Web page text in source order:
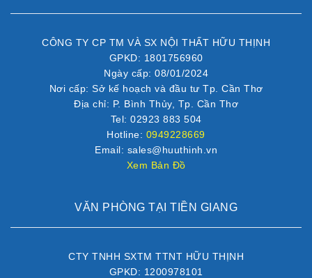
CÔNG TY CP TM VÀ SX NỘI THẤT HỮU THỊNH
GPKD: 1801756960
Ngày cấp: 08/01/2024
Nơi cấp: Sở kế hoạch và đầu tư Tp. Cần Thơ
Địa chỉ: P. Bình Thủy, Tp. Cần Thơ
Tel: 02923 883 504
Hotline: 0949228669
Email: sales@huuthinh.vn
Xem Bản Đồ
VĂN PHÒNG TẠI TIỀN GIANG
CTY TNHH SXTM TTNT HỮU THỊNH
GPKD: 1200978101